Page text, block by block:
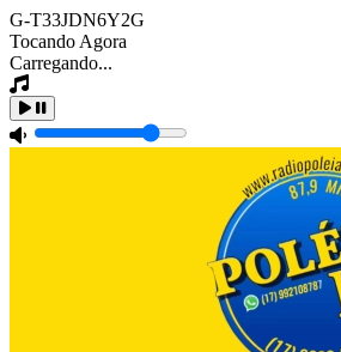
G-T33JDN6Y2G
Tocando Agora
Carregando...